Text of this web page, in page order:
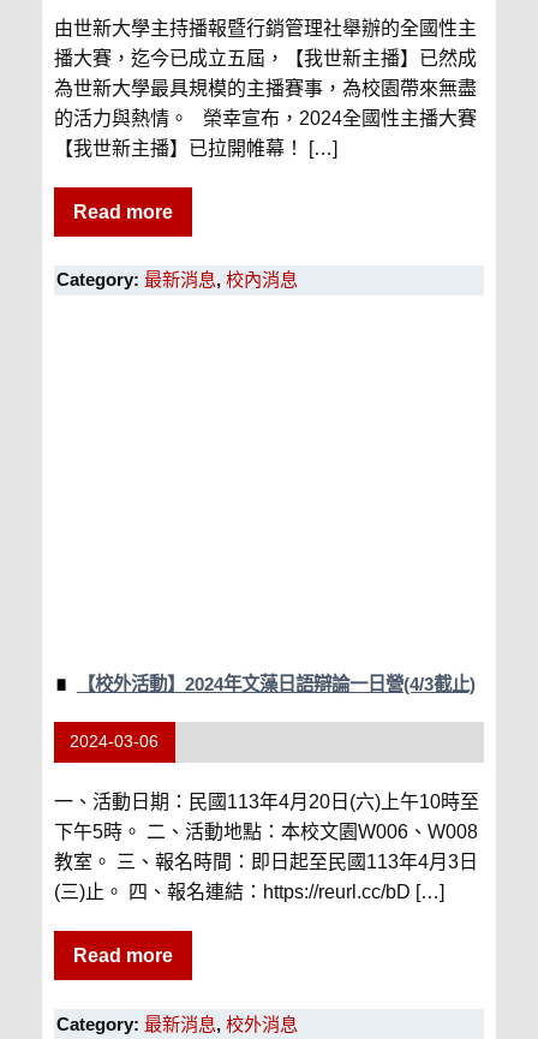
由世新大學主持播報暨行銷管理社舉辦的全國性主
播大賽，迄今已成立五屆，【我世新主播】已然成
為世新大學最具規模的主播賽事，為校園帶來無盡
的活力與熱情。 榮幸宣布，2024全國性主播大賽
【我世新主播】已拉開帷幕！ […]
Read more
Category: 最新消息, 校內消息
【校外活動】2024年文藻日語辯論一日營(4/3截止)
2024-03-06
一、活動日期：民國113年4月20日(六)上午10時至
下午5時。 二、活動地點：本校文園W006、W008
教室。 三、報名時間：即日起至民國113年4月3日
(三)止。 四、報名連結：https://reurl.cc/bD […]
Read more
Category: 最新消息, 校外消息